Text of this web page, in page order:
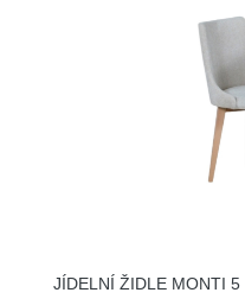
JÍDELNÍ ŽIDLE MONTI 5